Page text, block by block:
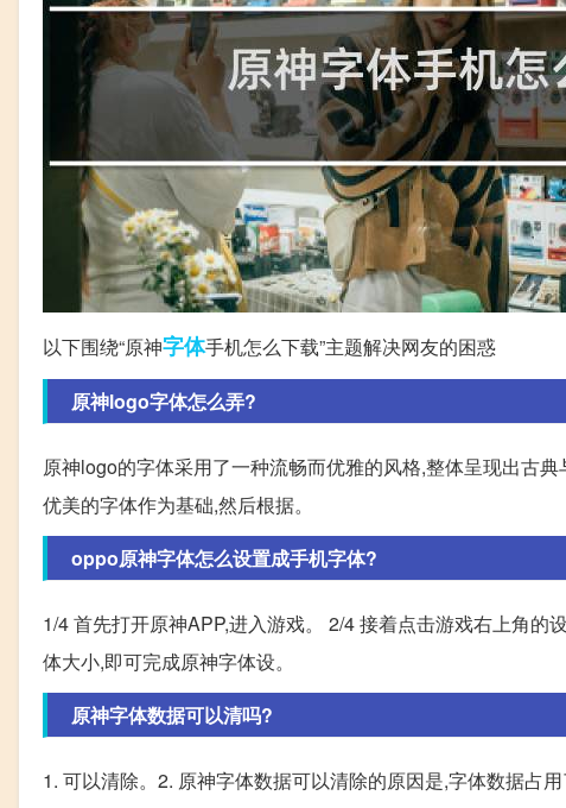
以下围绕“原神字体手机怎么下载”主题解决网友的困惑
原神logo字体怎么弄?
原神logo的字体采用了一种流畅而优雅的风格,整体呈现出古
优美的字体作为基础,然后根据。
oppo原神字体怎么设置成手机字体?
1/4 首先打开原神APP,进入游戏。 2/4 接着点击游戏右上角
体大小,即可完成原神字体设。
原神字体数据可以清吗?
1. 可以清除。2. 原神字体数据可以清除的原因是,字体数据占